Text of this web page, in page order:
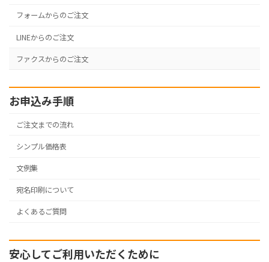
フォームからのご注文
LINEからのご注文
ファクスからのご注文
お申込み手順
ご注文までの流れ
シンプル価格表
文例集
宛名印刷について
よくあるご質問
安心してご利用いただくために